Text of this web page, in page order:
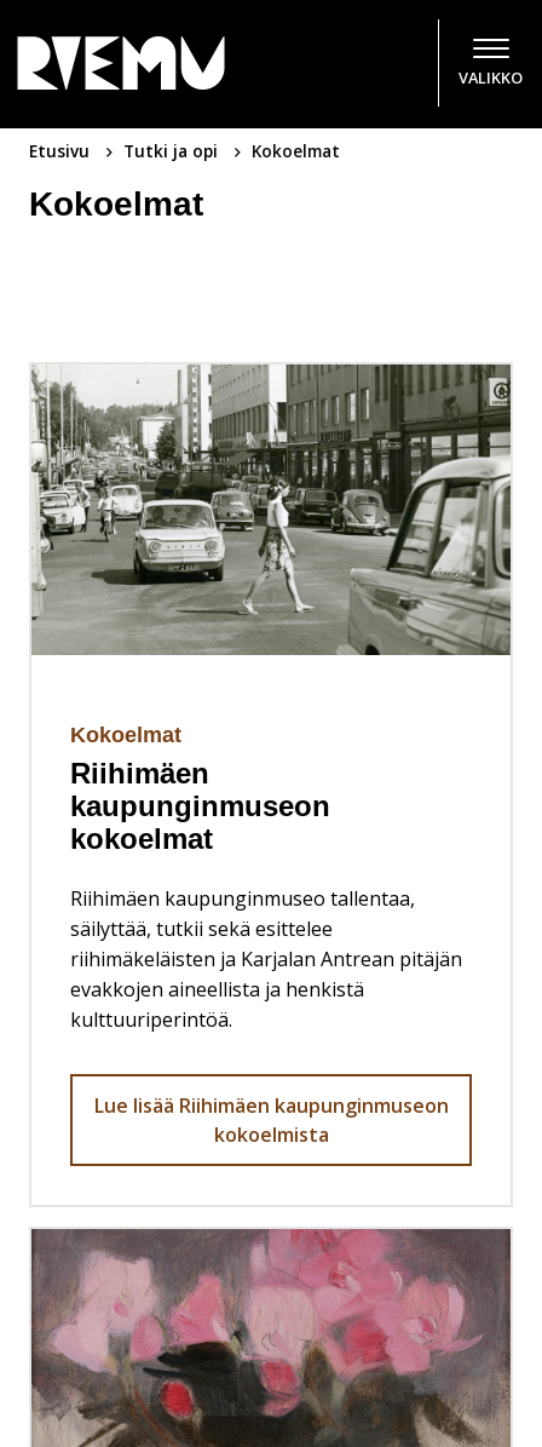
VALIKKO
Etusivu Tutki ja opi Kokoelmat
Kokoelmat
Kokoelmat
Riihimäen
kaupunginmuseon
kokoelmat
Riihimäen kaupunginmuseo tallentaa,
säilyttää, tutkii sekä esittelee
riihimäkeläisten ja Karjalan Antrean pitäjän
evakkojen aineellista ja henkistä
kulttuuriperintöä.
Lue lisää Riihimäen kaupunginmuseon
kokoelmista